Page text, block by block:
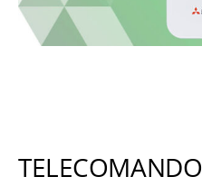
TELECOMANDO